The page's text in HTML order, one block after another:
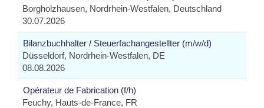
Borgholzhausen, Nordrhein-Westfalen, Deutschland
30.07.2026
Bilanzbuchhalter / Steuerfachangestellter (m/w/d)
Düsseldorf, Nordrhein-Westfalen, DE
08.08.2026
Opérateur de Fabrication (f/h)
Feuchy, Hauts-de-France, FR